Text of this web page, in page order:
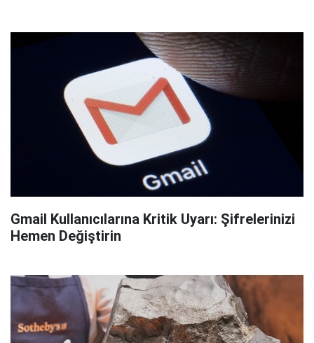
Gmail Kullanıcılarına Kritik Uyarı: Şifrelerinizi
Hemen Değiştirin